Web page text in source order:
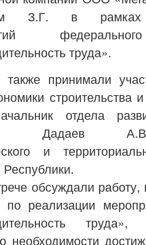
З.Г. в рамках
труда».
принимали
отдела
Дадаев
и
обсуждали
по реализации
необходимости